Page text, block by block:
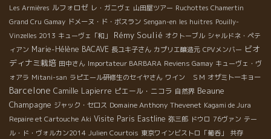
Les Armières ルフォロゼ レ・ガニヴェ 山田屋ツアー Ruchottes Chamertin
Grand Cru Gamay ドメーヌ・ド・ボスラン Sengan-en les huitres Pouilly-
Vinzelles 2013 キューヴェ「和」 Rémy Soulié オクトーブル シャルドネ・ペテ
ィアン Marie-Hélène BACAVE 長ユキ子さん カプリエ醸造元 CPVメンバー ビオ
ディナミ栽培 田中さん Importateur BARBARA Reviens Gamay キューヴェ・ヴ
ォアラ Mitani-san ラピエール研修生のセイヤさん ワイン ＳＭ オザミトーキョー
Barcelone Camille Lapierre ピエール・ニコラ 自然界 Beaune
Champagne ジャック・セロス Domaine Anthony Thevenet Kagami de Jura
Repaire et Cartouche Aki Visite Paris Eastline 弥三郎 ドウロ 76ヴァン テー
ル・ド・ヴォルカン2014 Julien Courtois 東京ワインビストロ「葡呑」
共存